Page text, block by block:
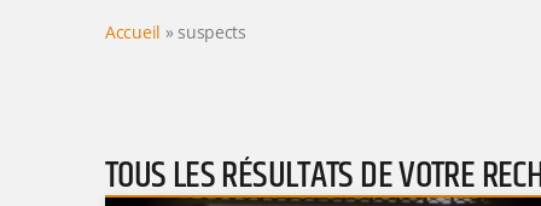
Accueil »suspects
TOUS LES RÉSULTATS DE VOTRE